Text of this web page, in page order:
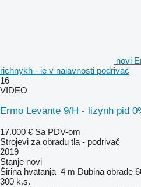
novi
richnykh - ie v naiavnosti podrivač
16
VIDEO
Ermo Levante 9/H - lizynh pid
17.000 € Sa PDV-om
Strojevi za obradu tla - podrivač
2019
Stanje novi
Širina hvatanja 4 m Dubina obrade
300 k.s.